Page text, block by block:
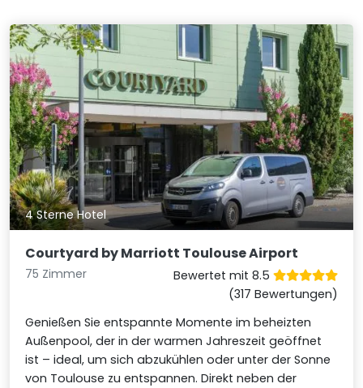
4 Sterne Hotel
Courtyard by Marriott Toulouse Airport
75 Zimmer
Bewertet mit 8.5
(317 Bewertungen)
Genießen Sie entspannte Momente im beheizten
Außenpool, der in der warmen Jahreszeit geöffnet
ist – ideal, um sich abzukühlen oder unter der Sonne
von Toulouse zu entspannen. Direkt neben der